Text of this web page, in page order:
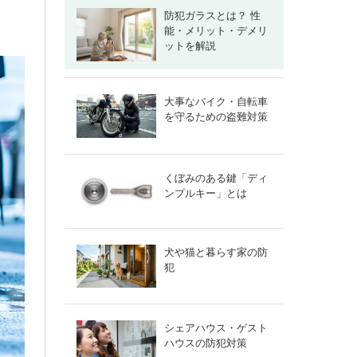
防犯ガラスとは？ 性
能・メリット・デメリ
ットを解説
大事なバイク・自転車
を守るための盗難対策
くぼみのある鍵「ディ
ンプルキー」とは
犬や猫と暮らす家の防
犯
シェアハウス・ゲスト
ハウスの防犯対策